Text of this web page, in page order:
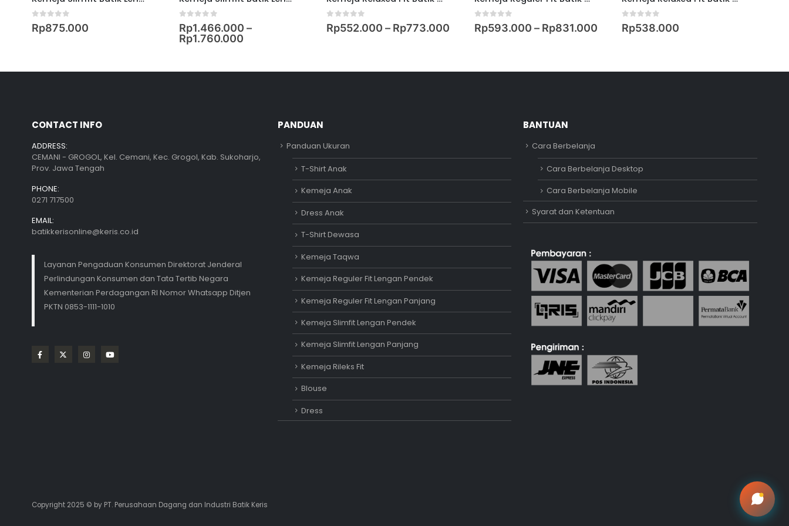
out of 5
Rp875.000 out of 5
Rp1.466.000 –
Rp1.760.000
out of 5
Rp552.000 – Rp773.000 out of 5
Rp593.000 – Rp831.000 out of 5
Rp538.000
CONTACT INFO
ADDRESS:
CEMANI - GROGOL, Kel. Cemani, Kec. Grogol, Kab. Sukoharjo,
Prov. Jawa Tengah
PHONE:
0271 717500
EMAIL:
batikkerisonline@keris.co.id
Layanan Pengaduan Konsumen Direktorat Jenderal
Perlindungan Konsumen dan Tata Tertib Negara
Kementerian Perdagangan RI Nomor Whatsapp Ditjen
PKTN 0853-1111-1010
PANDUAN
Panduan Ukuran
T-Shirt Anak
Kemeja Anak
Dress Anak
T-Shirt Dewasa
Kemeja Taqwa
Kemeja Reguler Fit Lengan Pendek
Kemeja Reguler Fit Lengan Panjang
Kemeja Slimfit Lengan Pendek
Kemeja Slimfit Lengan Panjang
Kemeja Rileks Fit
Blouse
Dress
BANTUAN
Cara Berbelanja
Cara Berbelanja Desktop
Cara Berbelanja Mobile
Syarat dan Ketentuan
Copyright 2025 © by PT. Perusahaan Dagang dan Industri Batik Keris
Adipati
Online